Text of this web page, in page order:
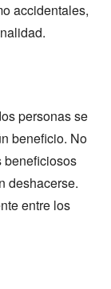
accidentales,
personas se
beneficio. No
beneficiosos
deshacerse.
entre los